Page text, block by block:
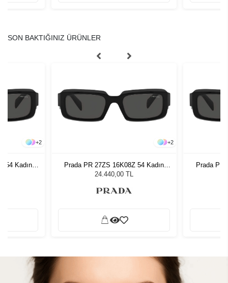
SON BAKTIĞINIZ ÜRÜNLER
+2
54 Kadın
+2
Prada PR 27ZS 16K08Z 54 Kadın
Güneş Gözlüğü
24.440,00 TL
Prada PR